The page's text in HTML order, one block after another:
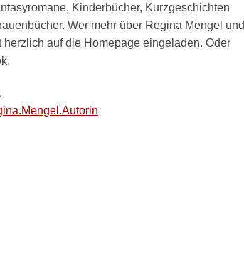
Kinderbücher, Kurzgeschichten
Wer mehr über Regina Mengel und
auf die Homepage eingeladen. Oder
.